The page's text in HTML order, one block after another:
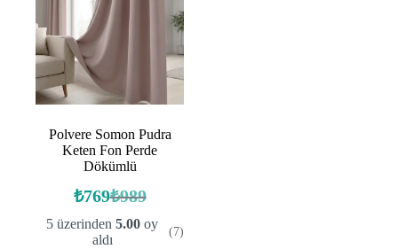
Polvere Somon Pudra
Keten Fon Perde
Dökümlü
₺989
Orijinal
fiyat:
₺989.
₺769Şu
andaki
fiyat:
5 üzerinden5.00 oy
aldı
(7)